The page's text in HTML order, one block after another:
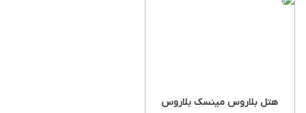
هتل بلاروس مینسک بلاروس